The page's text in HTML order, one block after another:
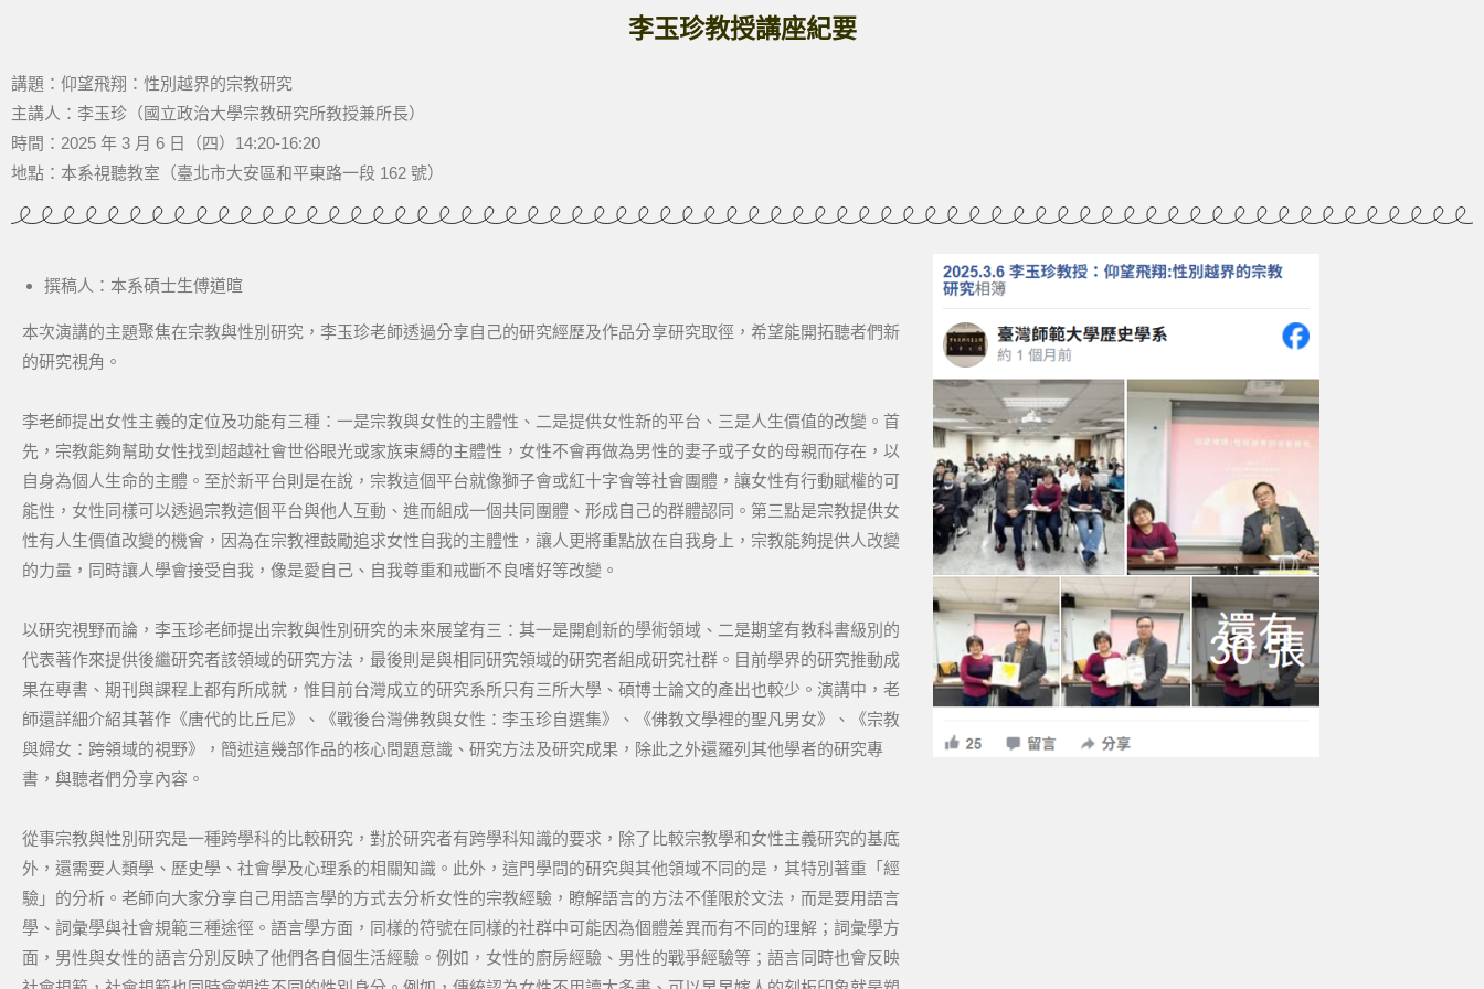
李玉珍教授講座紀要
講題：仰望飛翔：性別越界的宗教研究
主講人：李玉珍（國立政治大學宗教研究所教授兼所長）
時間：2025 年 3 月 6 日（四）14:20-16:20
地點：本系視聽教室（臺北市大安區和平東路一段 162 號）
撰稿人：本系碩士生傅道暄
本次演講的主題聚焦在宗教與性別研究，李玉珍老師透過分享自己的研究經歷及作品分享研究取徑，希望能開拓聽者們新
的研究視角。
李老師提出女性主義的定位及功能有三種：一是宗教與女性的主體性、二是提供女性新的平台、三是人生價值的改變。首
先，宗教能夠幫助女性找到超越社會世俗眼光或家族束縛的主體性，女性不會再做為男性的妻子或子女的母親而存在，以
自身為個人生命的主體。至於新平台則是在說，宗教這個平台就像獅子會或紅十字會等社會團體，讓女性有行動賦權的可
能性，女性同樣可以透過宗教這個平台與他人互動、進而組成一個共同團體、形成自己的群體認同。第三點是宗教提供女
性有人生價值改變的機會，因為在宗教裡鼓勵追求女性自我的主體性，讓人更將重點放在自我身上，宗教能夠提供人改變
的力量，同時讓人學會接受自我，像是愛自己、自我尊重和戒斷不良嗜好等改變。
以研究視野而論，李玉珍老師提出宗教與性別研究的未來展望有三：其一是開創新的學術領域、二是期望有教科書級別的
代表著作來提供後繼研究者該領域的研究方法，最後則是與相同研究領域的研究者組成研究社群。目前學界的研究推動成
果在專書、期刊與課程上都有所成就，惟目前台灣成立的研究系所只有三所大學、碩博士論文的產出也較少。演講中，老
師還詳細介紹其著作《唐代的比丘尼》、《戰後台灣佛教與女性：李玉珍自選集》、《佛教文學裡的聖凡男女》、《宗教
與婦女：跨領域的視野》，簡述這幾部作品的核心問題意識、研究方法及研究成果，除此之外還羅列其他學者的研究專
書，與聽者們分享內容。
從事宗教與性別研究是一種跨學科的比較研究，對於研究者有跨學科知識的要求，除了比較宗教學和女性主義研究的基底
外，還需要人類學、歷史學、社會學及心理系的相關知識。此外，這門學問的研究與其他領域不同的是，其特別著重「經
驗」的分析。老師向大家分享自己用語言學的方式去分析女性的宗教經驗，瞭解語言的方法不僅限於文法，而是要用語言
學、詞彙學與社會規範三種途徑。語言學方面，同樣的符號在同樣的社群中可能因為個體差異而有不同的理解；詞彙學方
面，男性與女性的語言分別反映了他們各自個生活經驗。例如，女性的廚房經驗、男性的戰爭經驗等；語言同時也會反映